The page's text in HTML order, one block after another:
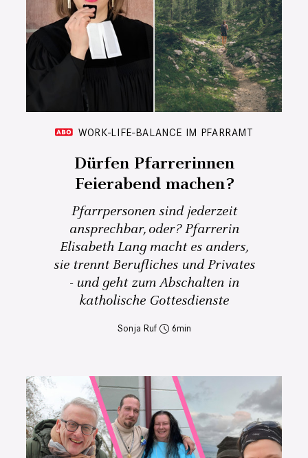
WORK-LIFE-BALANCE IM PFARRAMT
Dürfen Pfarrerinnen
Feierabend machen?
Pfarrpersonen sind jederzeit
ansprechbar, oder? Pfarrerin
Elisabeth Lang macht es anders,
sie trennt Berufliches und Privates
- und geht zum Abschalten in
katholische Gottesdienste
Sonja Ruf 6